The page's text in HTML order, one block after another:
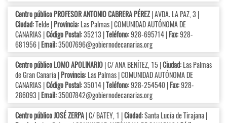
Centro público PROFESOR ANTONIO CABRERA PÉREZ| AVDA. LA PAZ, 3 |
Ciudad:Telde |Provincia:Las Palmas | COMUNIDAD AUTÓNOMA DE
CANARIAS |Código Postal:35213 |Teléfono:928-695714 |Fax:928-
681956 |Email:35007696@gobiernodecanarias.org
Centro público LOMO APOLINARIO| C/ ANA BENÍTEZ, 15 |Ciudad:Las Palmas
de Gran Canaria |Provincia:Las Palmas | COMUNIDAD AUTÓNOMA DE
CANARIAS |Código Postal:35014 |Teléfono:928-254540 |Fax:928-
286093 |Email:35007842@gobiernodecanarias.org
Centro público JOSÉ ZERPA| C/ BATEY, 1 |Ciudad:Santa Lucía de Tirajana |